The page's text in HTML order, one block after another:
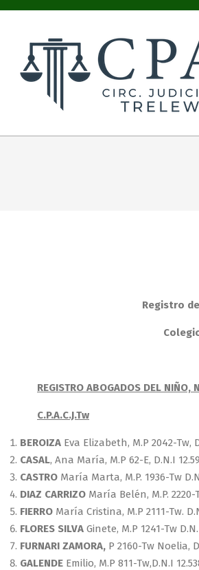
COLEGIO
Registro
REGISTRO ABOGADOS DEL NIÑO,
C.P.A.C.J.Tw
BEROIZA Eva Elizabeth, M.P 2042-Tw,
CASAL, Ana María, M.P 62-E, D.N.I
CASTRO María Marta, M.P. 1936-Tw
DIAZ CARRIZO María Belén, M.P. 2220-
FIERRO María Cristina, M.P 2111-Tw.
FLORES SILVA Ginete, M.P 1241-Tw
FURNARI ZAMORA, P 2160-Tw Noelia,
GALENDE Emilio, M.P 811-Tw,D.N.I